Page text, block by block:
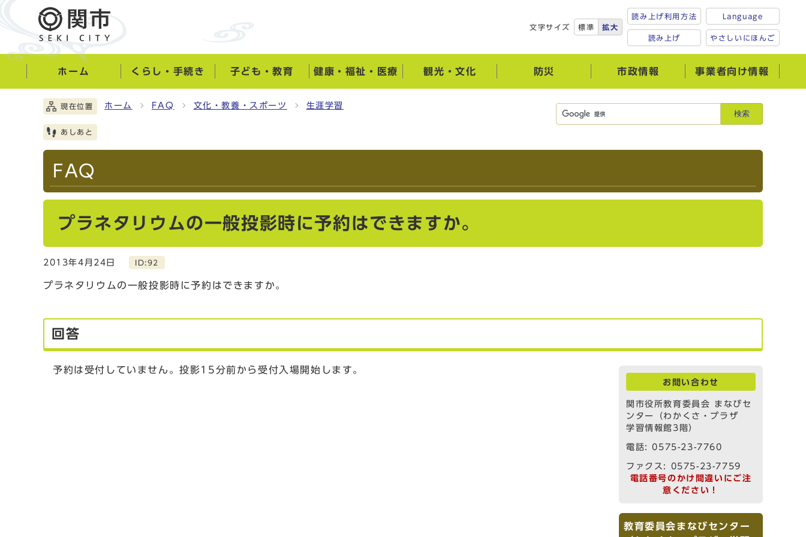
文字サイズ 標準 拡大
読み上げ利用方法
読み上げ
Language
やさしいにほんご
ホーム くらし・手続き 子ども・教育 健康・福祉・医療 観光・文化 防災 市政情報 事業者向け情報
検索
現在位置 ホーム FAQ 文化・教養・スポーツ 生涯学習
あしあと
FAQ
プラネタリウムの一般投影時に予約はできますか。
2013年4月24日 ID:92
プラネタリウムの一般投影時に予約はできますか。
回答
予約は受付していません。投影15分前から受付入場開始します。
お問い合わせ
関市役所教育委員会 まなびセ
ンター（わかくさ・プラザ
学習情報館3階）
電話: 0575-23-7760
ファクス: 0575-23-7759
電話番号のかけ間違いにご注
意ください！
教育委員会まなびセンター